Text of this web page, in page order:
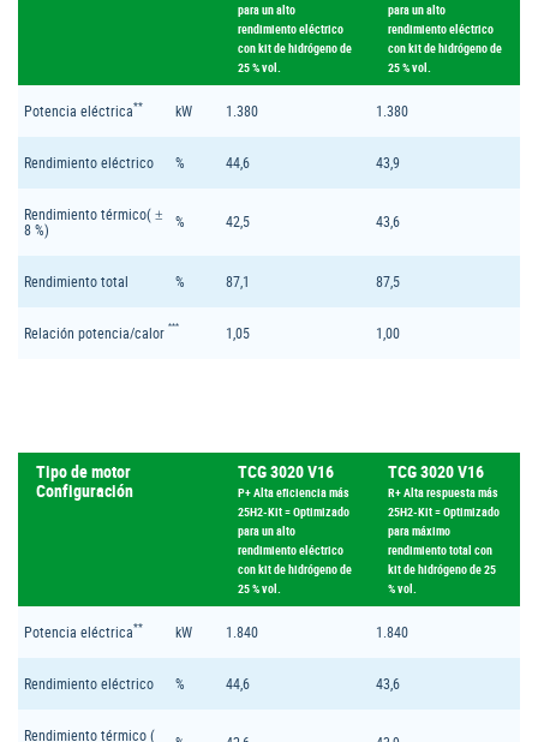
para un alto
rendimiento eléctrico
con kit de hidrógeno de
25 % vol.
para un alto
rendimiento eléctrico
con kit de hidrógeno de
25 % vol.
Potencia eléctrica** kW 1.380 1.380
Rendimiento eléctrico % 44,6 43,9
Rendimiento térmico( ±
8 %)
% 42,5 43,6
Rendimiento total % 87,1 87,5
Relación potencia/calor *** 1,05 1,00
Tipo de motor
Configuración
TCG 3020 V16
P+ Alta eficiencia más
25H2-Kit = Optimizado
para un alto
rendimiento eléctrico
con kit de hidrógeno de
25 % vol.
TCG 3020 V16
R+ Alta respuesta más
25H2-Kit = Optimizado
para máximo
rendimiento total con
kit de hidrógeno de 25
% vol.
Potencia eléctrica** kW 1.840 1.840
Rendimiento eléctrico % 44,6 43,6
Rendimiento térmico (